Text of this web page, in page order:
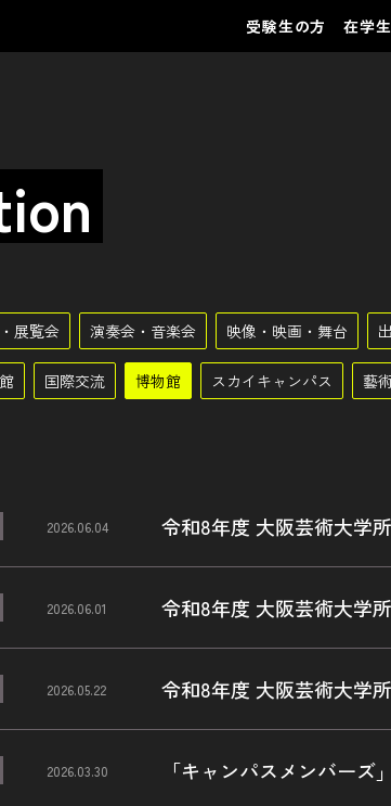
受験生の方 在学
展覧会 演奏会・音楽会 映像・映画・舞台
国際交流 博物館 スカイキャンパス 藝
2026.06.04 令和8年度 大阪芸術大学
2026.06.01 令和8年度 大阪芸術大学
2026.05.22 令和8年度 大阪芸術大学
2026.03.30 「キャンパスメンバーズ